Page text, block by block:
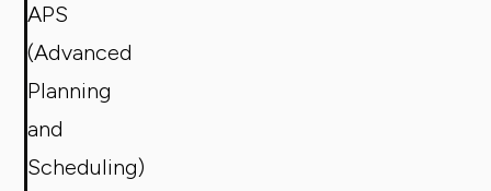
APS
(Advanced
Planning
and
Scheduling)